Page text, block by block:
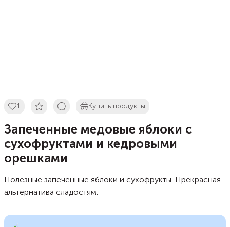
1 Купить продукты
Запеченные медовые яблоки с
сухофруктами и кедровыми
орешками
Полезные запеченные яблоки и сухофрукты. Прекрасная
альтернатива сладостям.